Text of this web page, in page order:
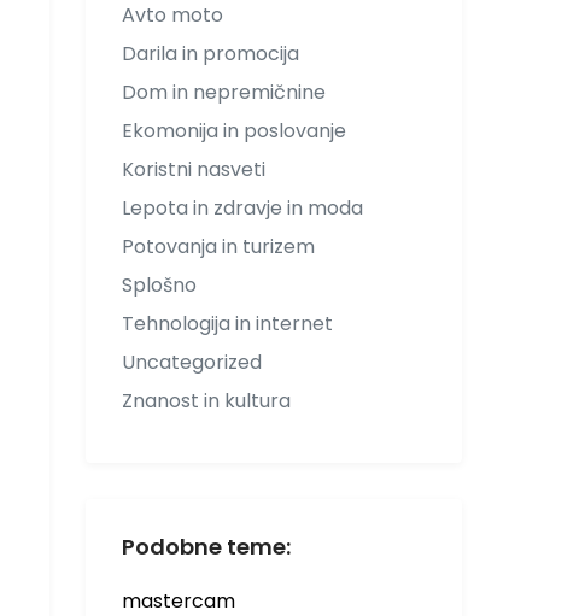
Avto moto
Darila in promocija
Dom in nepremičnine
Ekomonija in poslovanje
Koristni nasveti
Lepota in zdravje in moda
Potovanja in turizem
Splošno
Tehnologija in internet
Uncategorized
Znanost in kultura
Podobne teme:
mastercam